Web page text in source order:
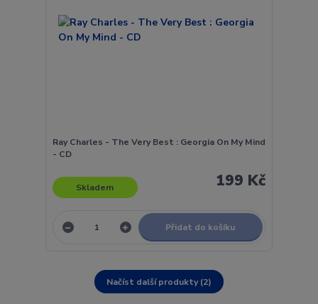
Ray Charles - The Very Best : Georgia On My Mind
- CD
199 Kč
Skladem
Přidat do košíku
Načíst další produkty (2)